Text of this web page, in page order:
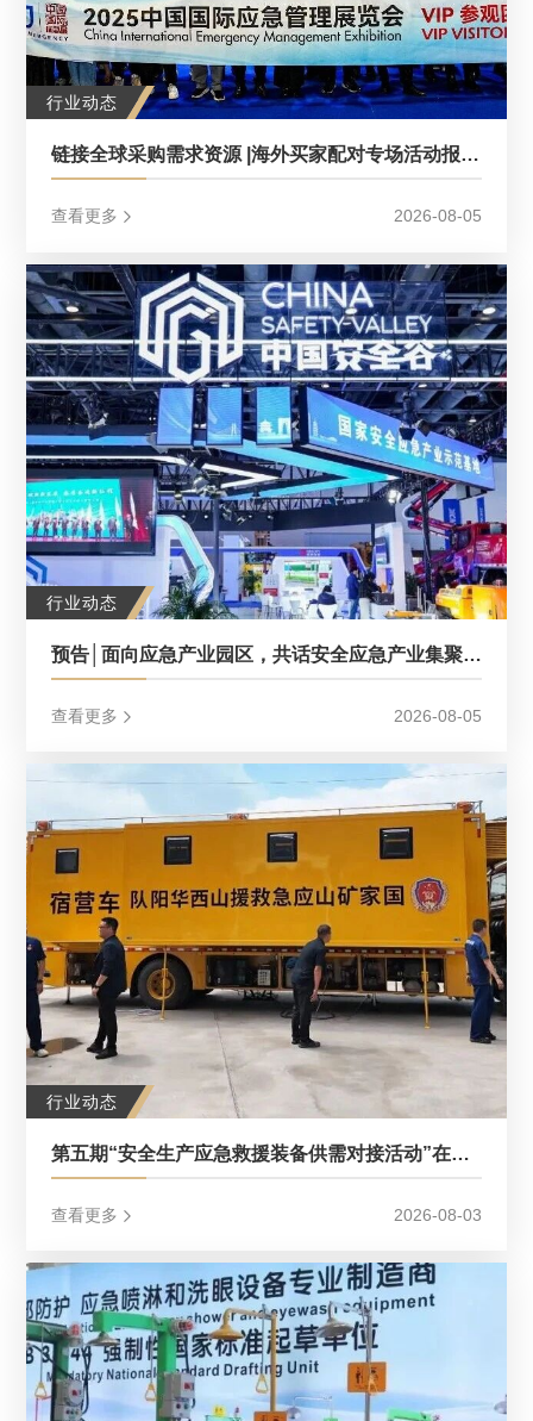
行业动态
链接全球采购需求资源 |海外买家配对专场活动报名通道正式开放！（2026中国应急展同期活动）
查看更多 2026-08-05
行业动态
预告│面向应急产业园区，共话安全应急产业集聚发展新机遇
查看更多 2026-08-05
行业动态
第五期“安全生产应急救援装备供需对接活动”在山西阳泉举办
查看更多 2026-08-03